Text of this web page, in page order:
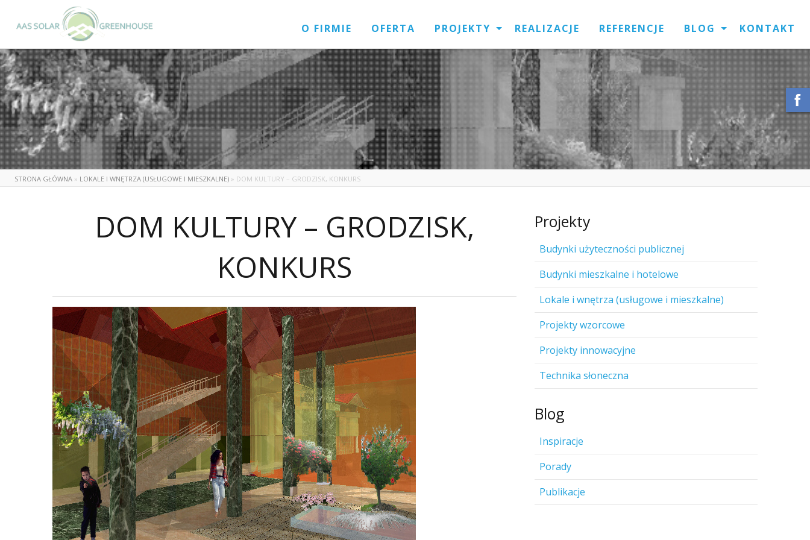
O FIRMIE OFERTA PROJEKTY REALIZACJE REFERENCJE BLOG KONTAKT
STRONA GŁÓWNA » LOKALE I WNĘTRZA (USŁUGOWE I MIESZKALNE) » DOM KULTURY – GRODZISK, KONKURS
DOM KULTURY – GRODZISK,
KONKURS
Projekty
Budynki użyteczności publicznej
Budynki mieszkalne i hotelowe
Lokale i wnętrza (usługowe i mieszkalne)
Projekty wzorcowe
Projekty innowacyjne
Technika słoneczna
Blog
Inspiracje
Porady
Publikacje